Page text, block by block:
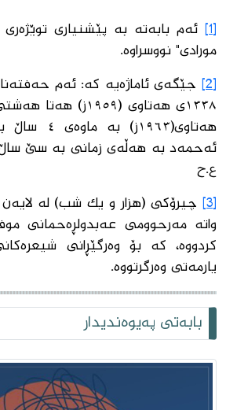
[1]
ئەم بابەتە بە پێشنیاری
مورادی" نووسراوە.
[2]
جێگەی ئاماژەیە کە: ئەم
ئەحمەد بە هەڵەی زمانی بە سێ ساڵ
ع.ح
[3]
چیرۆکی (هزار و یک شب) لە
واتە مەرحوومی عەبدولڕەحمانی
کردووە، کە بۆ وەرگێڕانی
یارمەتی وەرگرتووە.
بابەتی پەیوەندیدار